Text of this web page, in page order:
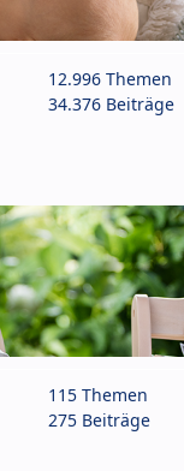
12.996 Themen
34.376 Beiträge
115 Themen
275 Beiträge